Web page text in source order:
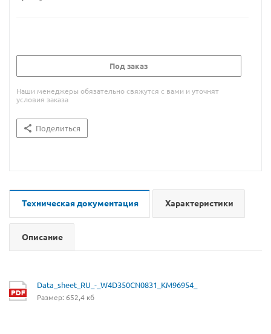
Под заказ
Наши менеджеры обязательно свяжутся с вами и уточнят
условия заказа
Поделиться
Техническая документация Характеристики
Описание
Data_sheet_RU_-_W4D350CN0831_KM96954_
Размер: 652,4 кб